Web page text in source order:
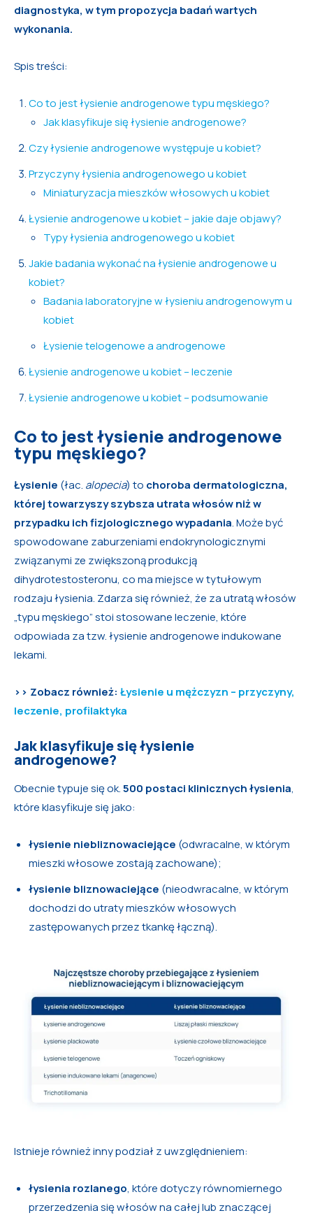
diagnostyka, w tym propozycja badań wartych
wykonania.
Spis treści:
Co to jest łysienie androgenowe typu męskiego?
Jak klasyfikuje się łysienie androgenowe?
Czy łysienie androgenowe występuje u kobiet?
Przyczyny łysienia androgenowego u kobiet
Miniaturyzacja mieszków włosowych u kobiet
Łysienie androgenowe u kobiet – jakie daje objawy?
Typy łysienia androgenowego u kobiet
Jakie badania wykonać na łysienie androgenowe u
kobiet?
Badania laboratoryjne w łysieniu androgenowym u
kobiet
Łysienie telogenowe a androgenowe
Łysienie androgenowe u kobiet – leczenie
Łysienie androgenowe u kobiet – podsumowanie
Co to jest łysienie androgenowe
typu męskiego?
Łysienie (łac. alopecia) to choroba dermatologiczna,
której towarzyszy szybsza utrata włosów niż w
przypadku ich fizjologicznego wypadania. Może być
spowodowane zaburzeniami endokrynologicznymi
związanymi ze zwiększoną produkcją
dihydrotestosteronu, co ma miejsce w tytułowym
rodzaju łysienia. Zdarza się również, że za utratą włosów
„typu męskiego” stoi stosowane leczenie, które
odpowiada za tzw. łysienie androgenowe indukowane
lekami.
>> Zobacz również: Łysienie u mężczyzn – przyczyny,
leczenie, profilaktyka
Jak klasyfikuje się łysienie
androgenowe?
Obecnie typuje się ok.500 postaci klinicznych łysienia,
które klasyfikuje się jako:
łysienie niebliznowaciejące (odwracalne, w którym
mieszki włosowe zostają zachowane);
łysienie bliznowaciejące (nieodwracalne, w którym
dochodzi do utraty mieszków włosowych
zastępowanych przez tkankę łączną).
Istnieje również inny podział z uwzględnieniem:
łysienia rozlanego, które dotyczy równomiernego
przerzedzenia się włosów na całej lub znaczącej